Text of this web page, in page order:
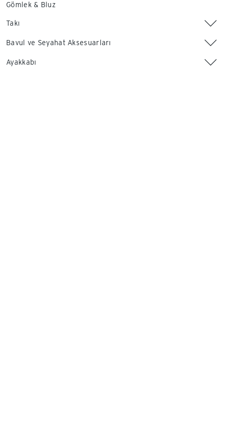
Gömlek & Bluz
Takı
Bavul ve Seyahat Aksesuarları
Ayakkabı